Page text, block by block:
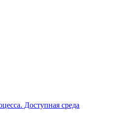
Доступная среда